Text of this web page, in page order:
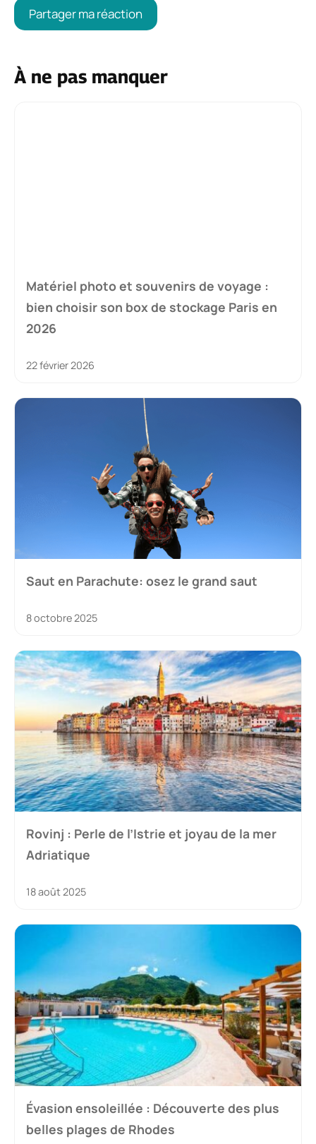
À ne pas manquer
Matériel photo et souvenirs de voyage :
bien choisir son box de stockage Paris en
2026
22 février 2026
Saut en Parachute: osez le grand saut
8 octobre 2025
Rovinj : Perle de l’Istrie et joyau de la mer
Adriatique
18 août 2025
Évasion ensoleillée : Découverte des plus
belles plages de Rhodes